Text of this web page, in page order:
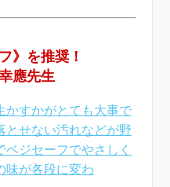
》を推奨！
應先生
かすかがとても大事で
とせない汚れなどが野
ジセーフでやさしく
味が各段に変わ